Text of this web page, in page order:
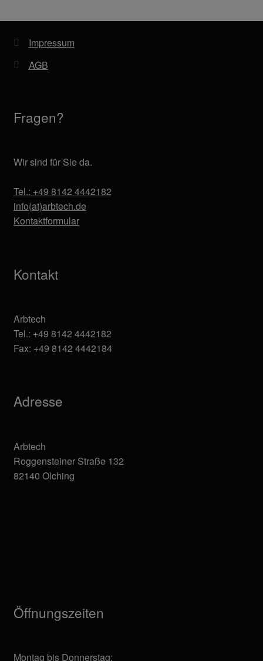
Impressum
AGB
Fragen?
Wir sind für Sie da.
Tel.: +49 8142 4442182
info(at)arbtech.de
Kontaktformular
Kontakt
Arbtech
Tel.: +49 8142 4442182
Fax: +49 8142 4442184
Adresse
Arbtech
Roggensteiner Straße 132
82140 Olching
Öffnungszeiten
Montag bis Donnerstag: